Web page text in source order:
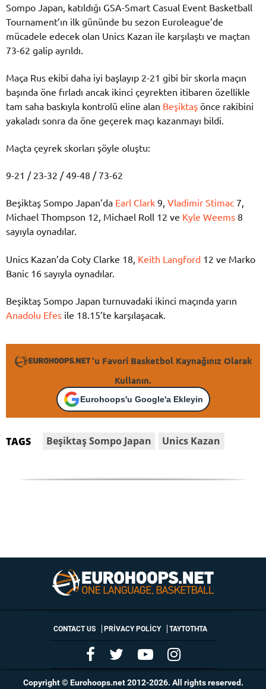
Sompo Japan, katıldığı GSA-Smart Casual Event Basketball
Tournament’ın ilk gününde bu sezon Euroleague’de
mücadele edecek olan Unics Kazan ile karşılaştı ve maçtan
73-62 galip ayrıldı.
Maça Rus ekibi daha iyi başlayıp 2-21 gibi bir skorla maçın
başında öne fırladı ancak ikinci çeyrekten itibaren özellikle
tam saha baskıyla kontrolü eline alan Beşiktaş önce rakibini
yakaladı sonra da öne geçerek maçı kazanmayı bildi.
Maçta çeyrek skorları şöyle oluştu:
9-21 / 23-32 / 49-48 / 73-62
Beşiktaş Sompo Japan’da Earl Clark 9, Vladimir Stimac 7,
Michael Thompson 12, Michael Roll 12 ve Kyle Weems 8
sayıyla oynadılar.
Unics Kazan’da Coty Clarke 18, Keith Langford 12 ve Marko
Banic 16 sayıyla oynadılar.
Beşiktaş Sompo Japan turnuvadaki ikinci maçında yarın
Anadolu Efes ile 18.15’te karşılaşacak.
'u Favori Basketbol Kaynağınız Olarak
Kullanın.
Eurohoops'u Google'a Ekleyin
TAGS Beşiktaş Sompo Japan Unics Kazan
CONTACT US PRIVACY POLICY ΤΑΥΤΟΤΗΤΑ
Copyright © Eurohoops.net 2012-2026. All rights reserved.